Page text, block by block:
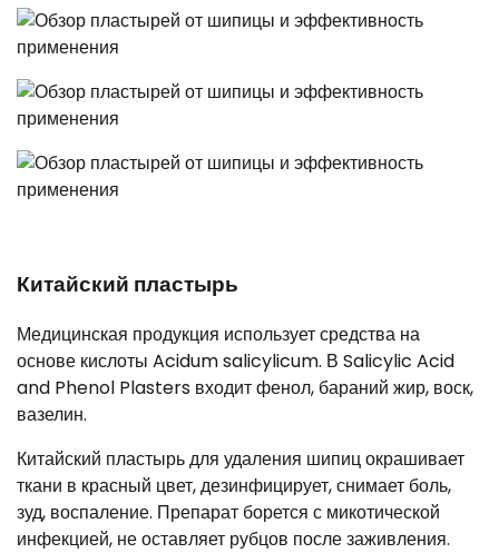
Китайский пластырь
Медицинская продукция использует средства на
основе кислоты Acidum salicylicum. В Salicylic Acid
and Phenol Plasters входит фенол, бараний жир, воск,
вазелин.
Китайский пластырь для удаления шипиц окрашивает
ткани в красный цвет, дезинфицирует, снимает боль,
зуд, воспаление. Препарат борется с микотической
инфекцией, не оставляет рубцов после заживления.